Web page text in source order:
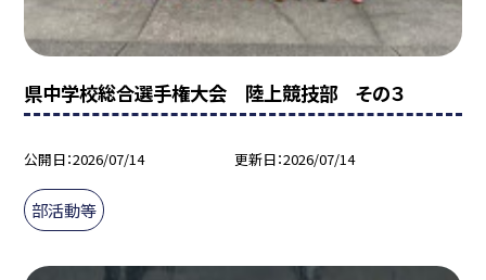
県中学校総合選手権大会 陸上競技部 その３
公開日 2026/07/14 更新日 2026/07/14
部活動等